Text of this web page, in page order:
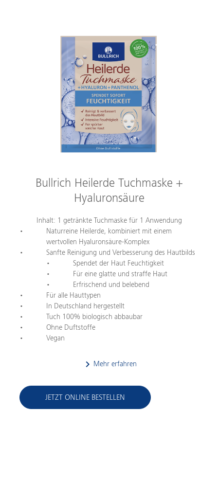
Bullrich Heilerde Tuchmaske +
Hyaluronsäure
Inhalt: 1 getränkte Tuchmaske für 1 Anwendung
Naturreine Heilerde, kombiniert mit einem
wertvollen Hyaluronsäure-Komplex
Sanfte Reinigung und Verbesserung des Hautbilds
Spendet der Haut Feuchtigkeit
Für eine glatte und straffe Haut
Erfrischend und belebend
Für alle Hauttypen
In Deutschland hergestellt
Tuch 100% biologisch abbaubar
Ohne Duftstoffe
Vegan
keyboard_arrow_right Mehr erfahren
JETZT ONLINE BESTELLEN